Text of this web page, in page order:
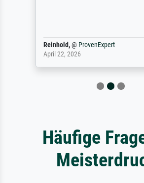
Reinhold,@ProvenExpert
April 22, 2026
Häufige